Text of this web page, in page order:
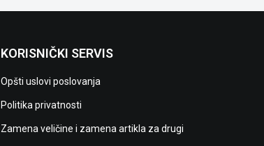
KORISNIČKI SERVIS
Opšti uslovi poslovanja
Politika privatnosti
Zamena veličine i zamena artikla za drugi